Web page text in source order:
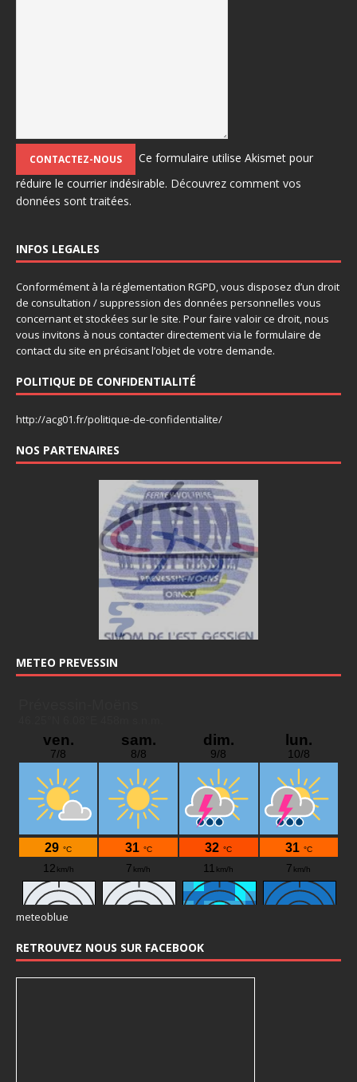
Ce formulaire utilise Akismet pour
réduire le courrier indésirable. Découvrez comment vos
données sont traitées.
INFOS LEGALES
Conformément à la réglementation RGPD, vous disposez d’un droit
de consultation / suppression des données personnelles vous
concernant et stockées sur le site. Pour faire valoir ce droit, nous
vous invitons à nous contacter directement via le formulaire de
contact du site en précisant l’objet de votre demande.
POLITIQUE DE CONFIDENTIALITÉ
http://acg01.fr/politique-de-confidentialite/
NOS PARTENAIRES
METEO PREVESSIN
meteoblue
RETROUVEZ NOUS SUR FACEBOOK